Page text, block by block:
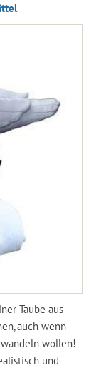
Taube aus
auch wenn
wollen!
und